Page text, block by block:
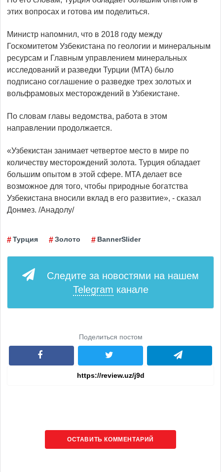
этих вопросах и готова им поделиться.
Министр напомнил, что в 2018 году между
Госкомитетом Узбекистана по геологии и минеральным
ресурсам и Главным управлением минеральных
исследований и разведки Турции (MTA) было
подписано соглашение о разведке трех золотых и
вольфрамовых месторождений в Узбекистане.
По словам главы ведомства, работа в этом
направлении продолжается.
«Узбекистан занимает четвертое место в мире по
количеству месторождений золота. Турция обладает
большим опытом в этой сфере. MTA делает все
возможное для того, чтобы природные богатства
Узбекистана вносили вклад в его развитие», - сказал
Донмез. /Анадолу/
Турция Золото BannerSlider
Следите за новостями на нашем
Telegram канале
Поделиться постом
ОСТАВИТЬ КОММЕНТАРИЙ